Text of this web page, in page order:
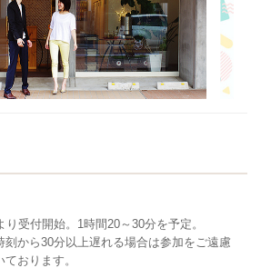
り受付開始。1時間20～30分を予定。
から30分以上遅れる場合は参加をご遠慮
ております。